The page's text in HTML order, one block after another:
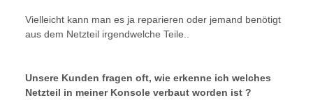
Vielleicht kann man es ja reparieren oder jemand benötigt
aus dem Netzteil irgendwelche Teile..
Unsere Kunden fragen oft, wie erkenne ich welches
Netzteil in meiner Konsole verbaut worden ist ?